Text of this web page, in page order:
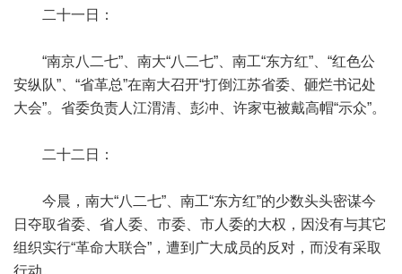
二十一日：
“南京八二七”、南大“八二七”、南工“东方红”、“红色公
安纵队”、“省革总”在南大召开“打倒江苏省委、砸烂书记处
大会”。省委负责人江渭清、彭冲、许家屯被戴高帽“示众”。
二十二日：
今晨，南大“八二七”、南工“东方红”的少数头头密谋今
日夺取省委、省人委、市委、市人委的大权，因没有与其它
组织实行“革命大联合”，遭到广大成员的反对，而没有采取
行动。